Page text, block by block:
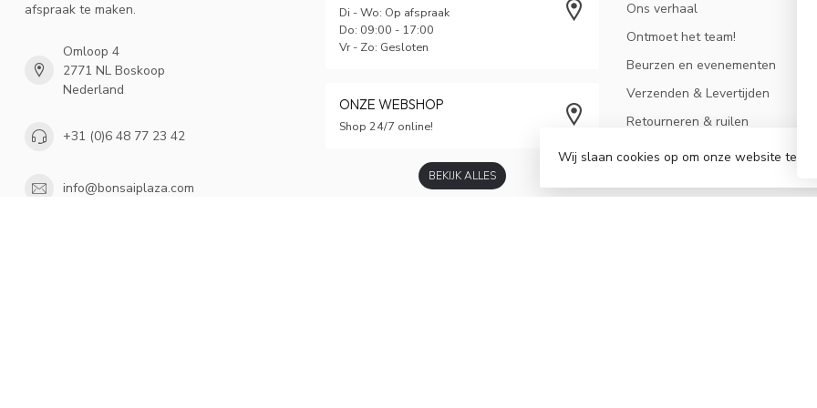
afspraak te maken.
Omloop 4
2771 NL Boskoop
Nederland
+31 (0)6 48 77 23 42
info@bonsaiplaza.com
Di - Wo: Op afspraak
Do: 09:00 - 17:00
Vr - Zo: Gesloten
ONZE WEBSHOP
Shop 24/7 online!
BEKIJK ALLES
Ons verhaal
Ontmoet het team!
Beurzen en evenementen
Verzenden & Levertijden
Retourneren & ruilen
Algemene voorwaarden
Wij slaan cookies op om onze website te